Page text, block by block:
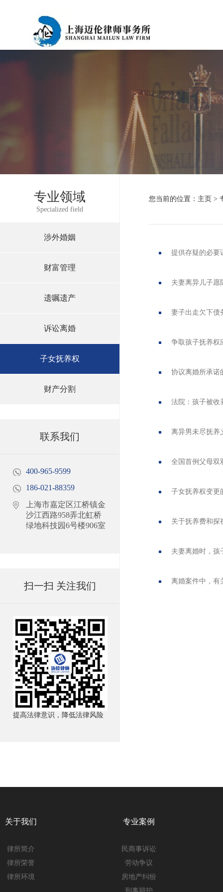
专业领域
Specialized field
涉外婚姻
财富管理
遗嘱遗产
诉讼离婚
子女抚养权
财产分割
联系我们
400-965-9599
186-021-88359
上海市嘉定区江桥镇金
沙江西路958弄北虹桥
绿地科技园6号楼906室
扫一扫 关注我们
提高法律意识，降低法律风险
您当前的位置： 主页 >
提供存疑的必要
夫妻离异儿子愿
妻子出走欠下债
争取孩子抚养权
协议离婚所承诺
法院：孩子被收
离异男未尽抚养
全国首例父母双
子女抚养权变更
关于抚养费和探
夫妻离婚时，孩
离婚案件中，有
关于我们
律所简介
律所荣誉
律所环境
专业案例
民商事诉讼
劳动争议
房地产纠纷